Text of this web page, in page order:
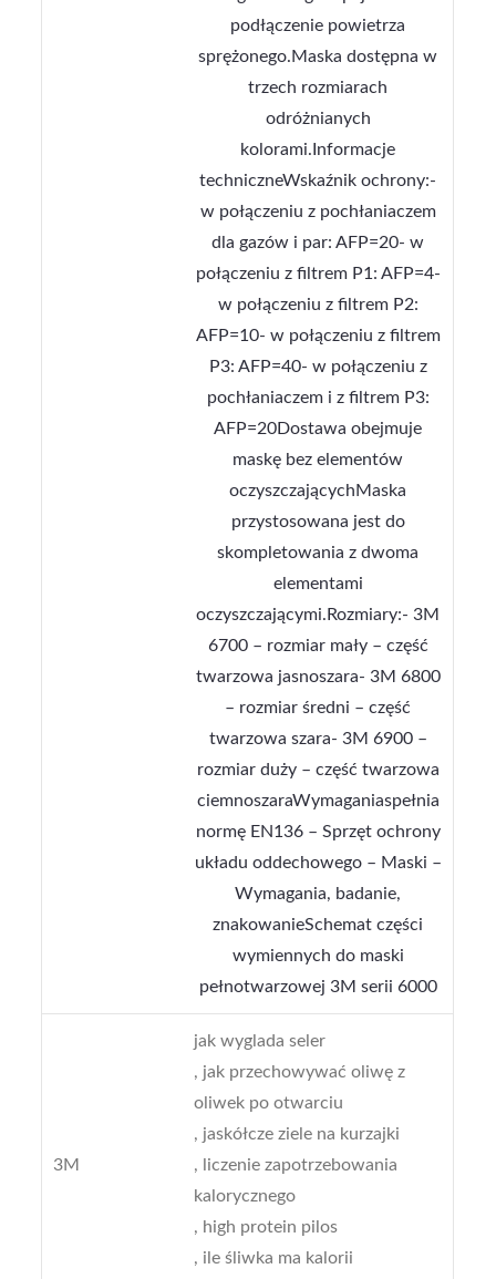
podłączenie powietrza
sprężonego.Maska dostępna w
trzech rozmiarach
odróżnianych
kolorami.Informacje
techniczneWskaźnik ochrony:-
w połączeniu z pochłaniaczem
dla gazów i par: AFP=20- w
połączeniu z filtrem P1: AFP=4-
w połączeniu z filtrem P2:
AFP=10- w połączeniu z filtrem
P3: AFP=40- w połączeniu z
pochłaniaczem i z filtrem P3:
AFP=20Dostawa obejmuje
maskę bez elementów
oczyszczającychMaska
przystosowana jest do
skompletowania z dwoma
elementami
oczyszczającymi.Rozmiary:- 3M
6700 – rozmiar mały – część
twarzowa jasnoszara- 3M 6800
– rozmiar średni – część
twarzowa szara- 3M 6900 –
rozmiar duży – część twarzowa
ciemnoszaraWymaganiaspełnia
normę EN136 – Sprzęt ochrony
układu oddechowego – Maski –
Wymagania, badanie,
znakowanieSchemat części
wymiennych do maski
pełnotwarzowej 3M serii 6000
3M
jak wyglada seler
, jak przechowywać oliwę z
oliwek po otwarciu
, jaskółcze ziele na kurzajki
, liczenie zapotrzebowania
kalorycznego
, high protein pilos
, ile śliwka ma kalorii